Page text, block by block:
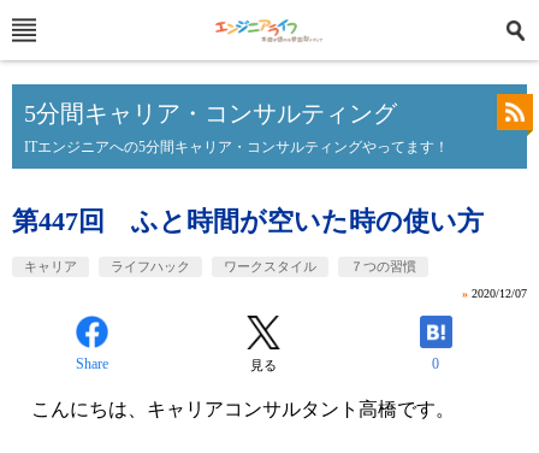
5分間キャリア・コンサルティング
ITエンジニアへの5分間キャリア・コンサルティングやってます！
第447回 ふと時間が空いた時の使い方
キャリア ライフハック ワークスタイル ７つの習慣
» 2020/12/07
Share 見る 0
こんにちは、キャリアコンサルタント高橋です。